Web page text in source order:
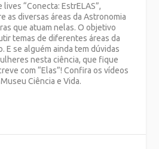
“Conecta: EstrELAS”,
as diversas áreas da Astronomia
que atuam nelas. O objetivo
temas de diferentes áreas da
E se alguém ainda tem dúvidas
nesta ciência, que fique
com “Elas”! Confira os vídeos
Ciência e Vida.